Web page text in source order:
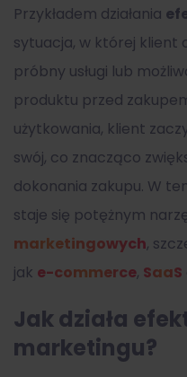
Przykładem działania
sytuacja, w której klient
próbny usługi lub
produktu przed
użytkowania, klient
swój, co znacząco
dokonania zakupu. W
staje się potężnym
marketingowych,
jak e-commerce, SaaS
Jak działa
marketingu?